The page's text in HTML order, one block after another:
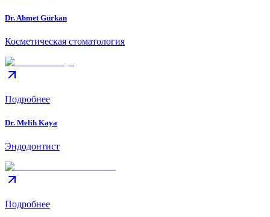
Dr. Ahmet Gürkan
Косметическая стоматология
Подробнее
Dr. Melih Kaya
Эндодонтист
Подробнее